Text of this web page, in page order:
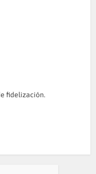
fidelización.